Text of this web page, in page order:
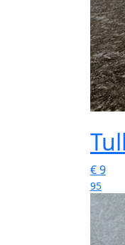
€9
95